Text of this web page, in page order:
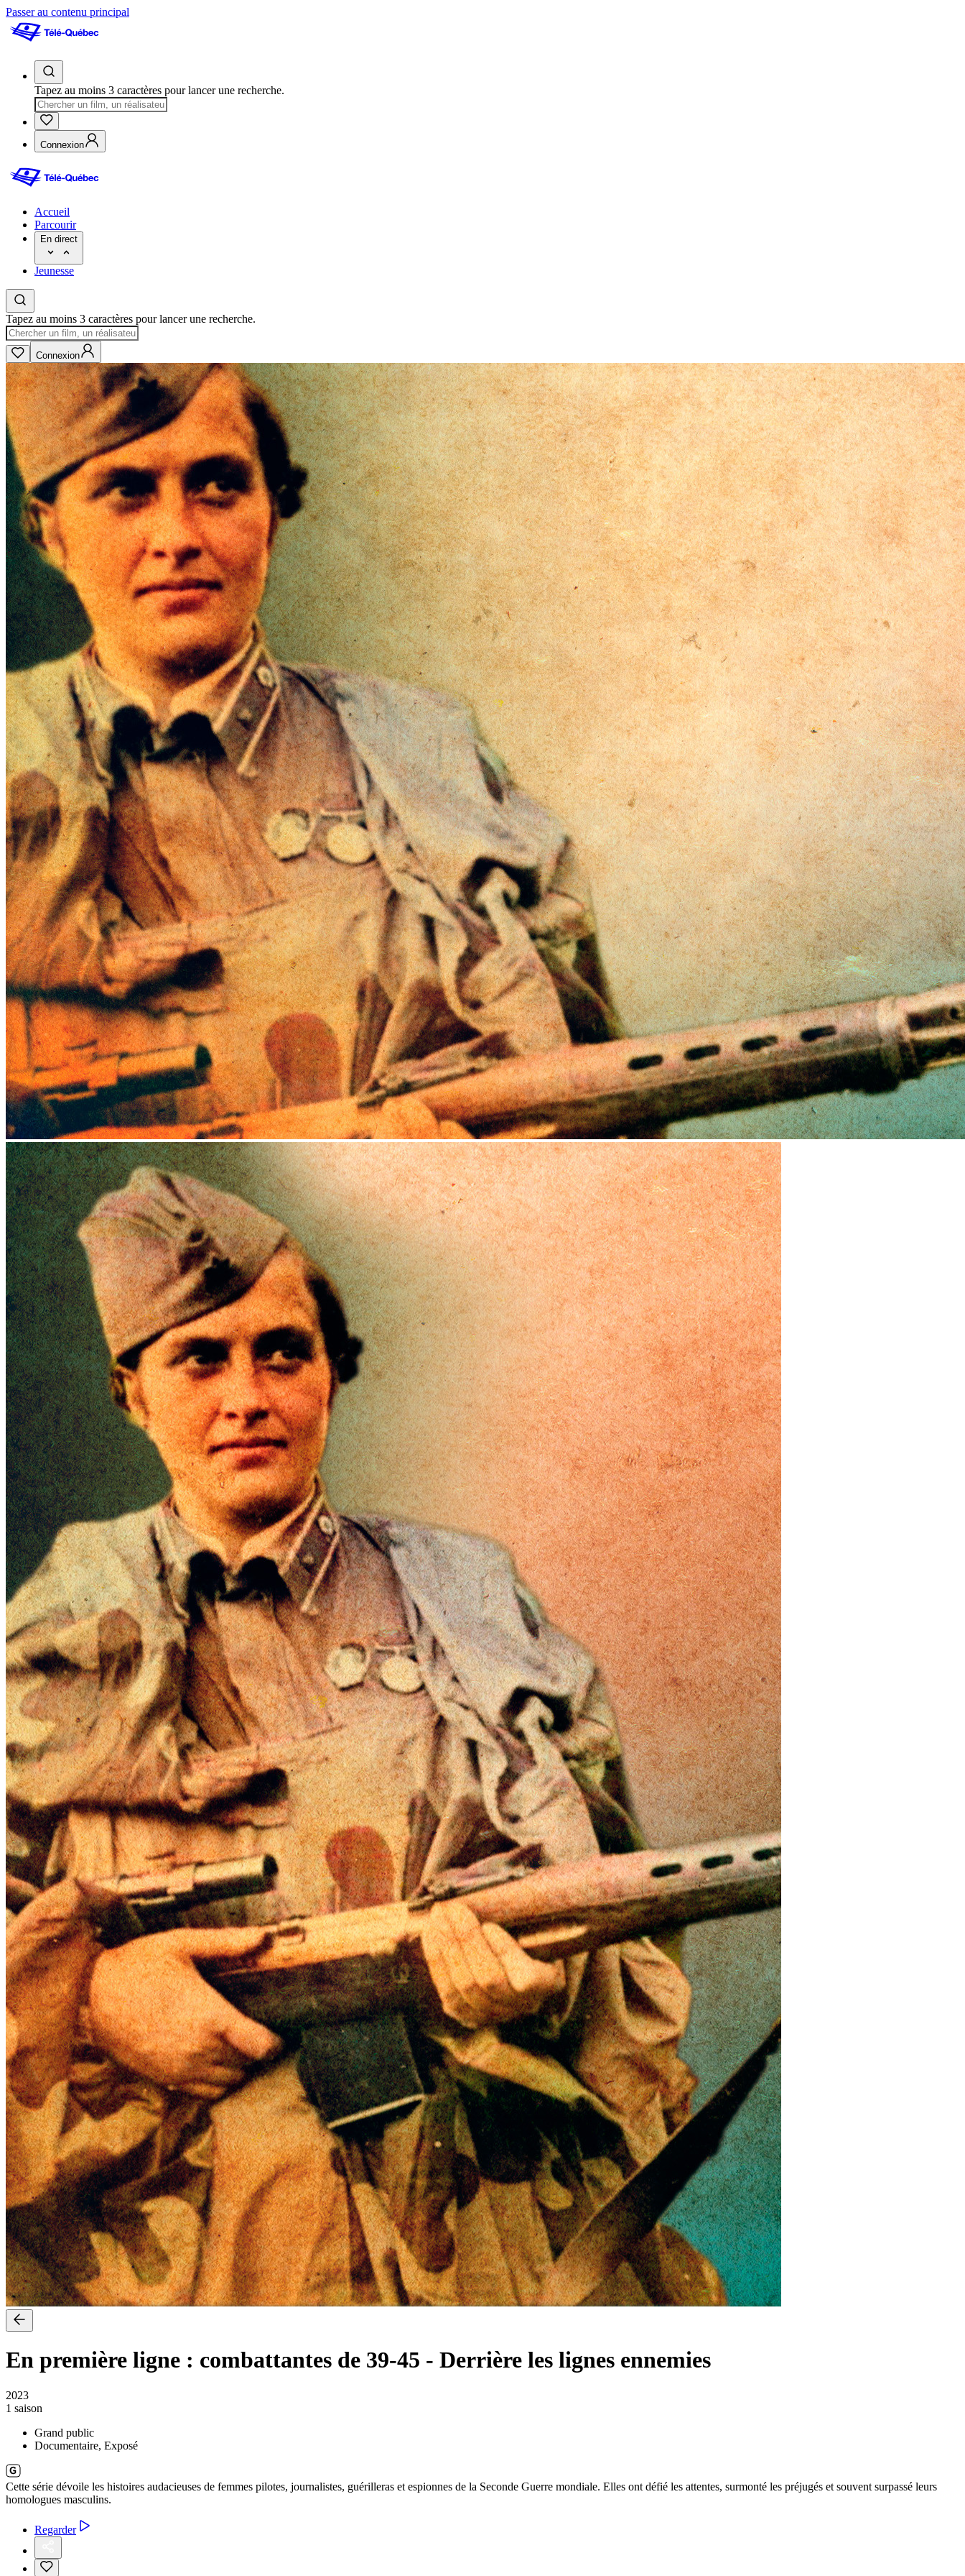
Passer au contenu principal
Tapez au moins 3 caractères pour lancer une recherche.
Connexion
Accueil
Parcourir
En direct
Jeunesse
Tapez au moins 3 caractères pour lancer une recherche.
Connexion
En première ligne : combattantes de 39-45 - Derrière les lignes ennemies
2023
1 saison
Grand public
Documentaire, Exposé
Cette série dévoile les histoires audacieuses de femmes pilotes, journalistes, guérilleras et espionnes de la Seconde Guerre mondiale. Elles ont défié les attentes, surmonté les préjugés et souvent surpassé leurs
homologues masculins.
Regarder